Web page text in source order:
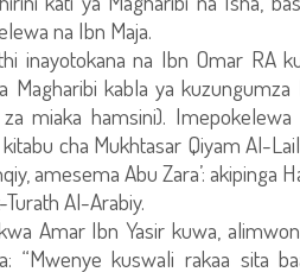
na Ibn Maja.
inayotokana na Ibn Omar RA
Magharibi kabla ya
miaka hamsini).
cha Mukhtasar Qiyam Al-
amesema Abu Zara’: akipinga
Turath Al-Arabiy.
Amar Ibn Yasir kuwa,
“Mwenye kuswali rakaa sita